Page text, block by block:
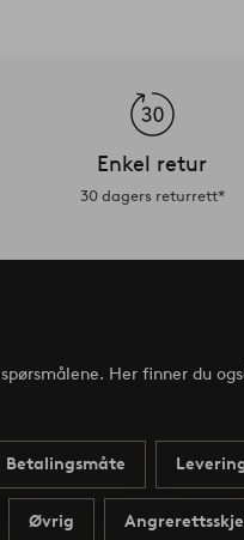
Enkel retur
30 dagers returrett*
Her finner du
Betalingsmåte
Øvrig